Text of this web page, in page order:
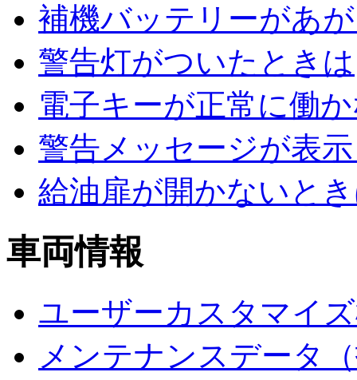
補機バッテリーがあ
警告灯がついたときは
電子キーが正常に働
警告メッセージが表
給油扉が開かないと
車両情報
ユーザーカスタマイ
メンテナンスデータ